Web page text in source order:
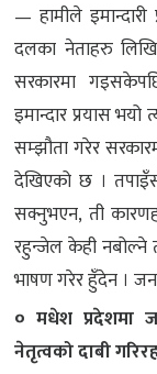
— हामीले इमान्दारी
दलका नेताहरु
सरकारमा
इमान्दार प्रयास
सम्झौता गरेर
देखिएको छ ।
सक्नुभएन, ती
रहुन्जेल केही नबोल्ने
भाषण गरेर हुँदेन ।
० मधेश प्रदेशमा
नेतृत्वको दाबी